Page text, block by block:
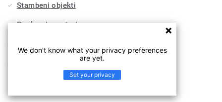
Stambeni objekti
Poslovni prostori
We don't know what your privacy preferences
are yet.
Set your privacy